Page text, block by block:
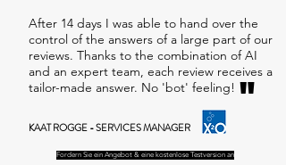
After 14 days I was able to hand over the
control of the answers of a large part of our
reviews. Thanks to the combination of AI
and an expert team, each review receives a
tailor-made answer. No 'bot' feeling! "
KAAT ROGGE - SERVICES MANAGER
Fordern Sie ein Angebot & eine kostenlose Testversion an